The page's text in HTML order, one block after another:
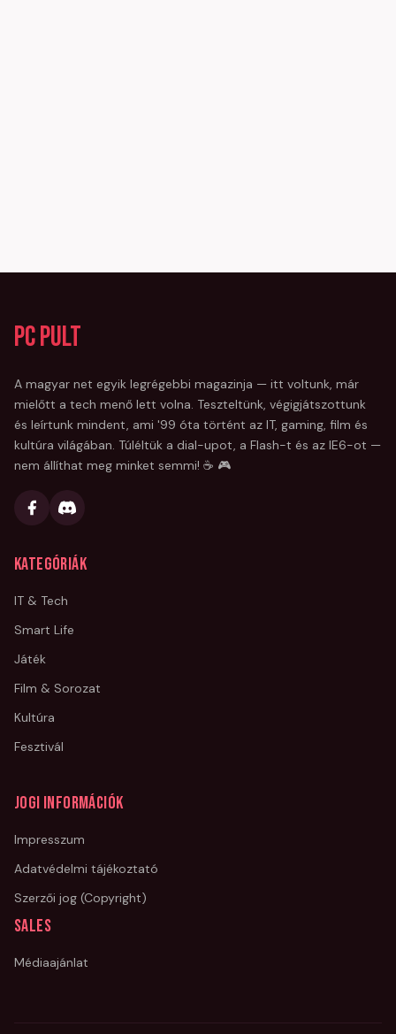
PC Pult
A magyar net egyik legrégebbi magazinja — itt voltunk, már
mielőtt a tech menő lett volna. Teszteltünk, végigjátszottunk
és leírtunk mindent, ami '99 óta történt az IT, gaming, film és
kultúra világában. Túléltük a dial-upot, a Flash-t és az IE6-ot —
nem állíthat meg minket semmi! ☕ 🎮
Kategóriák
IT & Tech
Smart Life
Játék
Film & Sorozat
Kultúra
Fesztivál
Jogi információk
Impresszum
Adatvédelmi tájékoztató
Szerzői jog (Copyright)
Sales
Médiaajánlat